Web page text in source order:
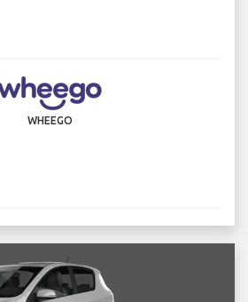
WHEEGO